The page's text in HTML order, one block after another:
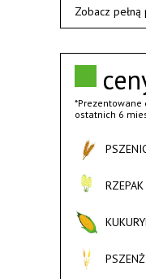
*Prezentowane
ostatnich 6
RZEPAK
Zobacz